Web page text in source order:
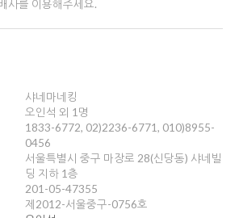
사를 이용해주세요.
샤네마네킹
오인석 외 1명
1833-6772, 02)2236-6771, 010)8955-
0456
서울특별시 중구 마장로 28(신당동) 샤네빌
딩 지하 1층
201-05-47355
제2012-서울중구-0756호